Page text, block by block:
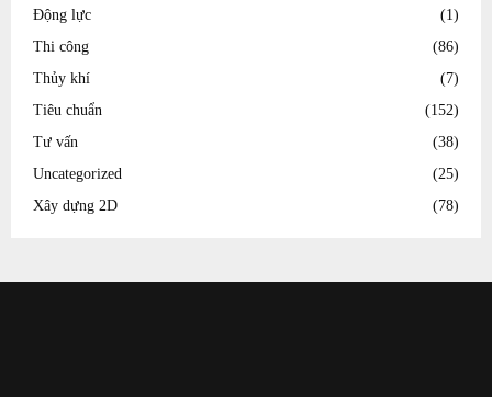
Động lực
(1)
Thi công
(86)
Thủy khí
(7)
Tiêu chuẩn
(152)
Tư vấn
(38)
Uncategorized
(25)
Xây dựng 2D
(78)